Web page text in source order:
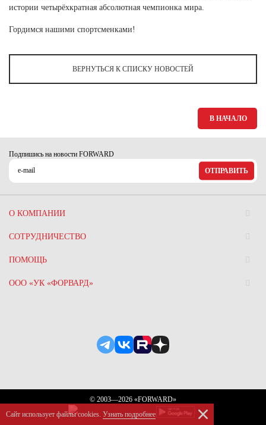
истории четырёхкратная абсолютная чемпионка мира.
Гордимся нашими спортсменками!
ВЕРНУТЬСЯ К СПИСКУ НОВОСТЕЙ
В НАЧАЛО
Подпишись на новости FORWARD
ОТПРАВИТЬ
О КОМПАНИИ
СОТРУДНИЧЕСТВО
ПОМОЩЬ
ООО «УК «ФОРВАРД»
© 2003—2026 «FORWARD»
Сайт использует файлы сookies. Узнать подробнее